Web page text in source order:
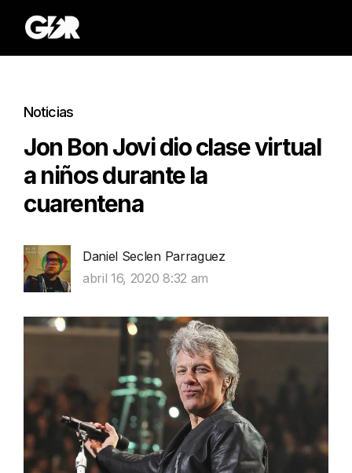
Noticias
Jon Bon Jovi dio clase virtual
a niños durante la
cuarentena
Daniel Seclen Parraguez
abril 16, 2020 8:32 am